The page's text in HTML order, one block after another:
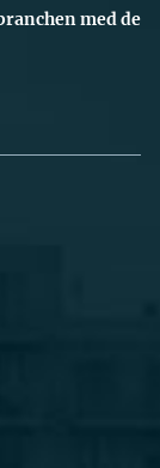
med de